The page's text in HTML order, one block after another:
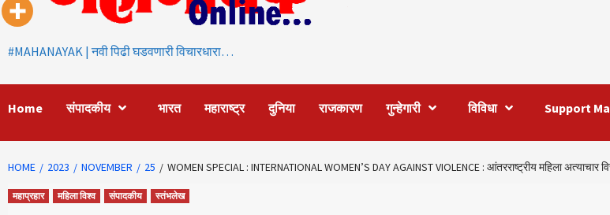
#MAHANAYAK | नवी पिढी घडवणारी विचारधारा…
Home संपादकीय भारत महाराष्ट्र दुनिया राजकारण गुन्हेगारी विविधा Support
HOME 2023 NOVEMBER 25 WOMEN SPECIAL : INTERNATIONAL WOMEN’S DAY AGAINST VIOLENCE : आंतरराष्ट्रीय महिला
महाप्रहार महिला विश्व संपादकीय स्तंभलेख